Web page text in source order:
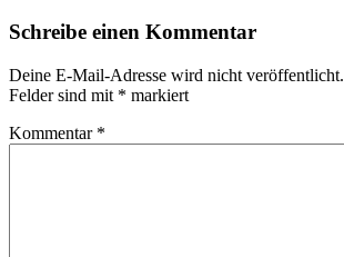
Schreibe einen Kommentar
Deine E-Mail-Adresse wird nicht veröffentlicht.
Felder sind mit * markiert
Kommentar *